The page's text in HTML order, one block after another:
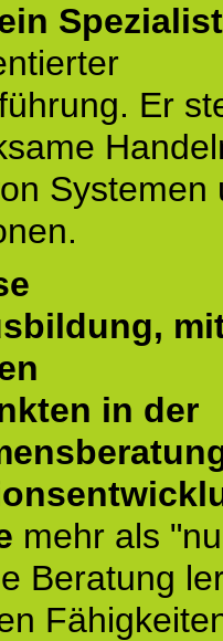
Er
Systemen
in der
mehr als
Beratung